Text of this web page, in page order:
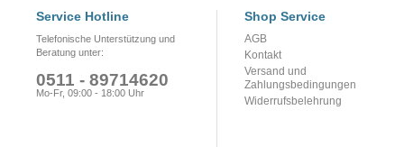
Service Hotline
Telefonische Unterstützung und
Beratung unter:
0511 - 89714620
Mo-Fr, 09:00 - 18:00 Uhr
Shop Service
AGB
Kontakt
Versand und
Zahlungsbedingungen
Widerrufsbelehrung